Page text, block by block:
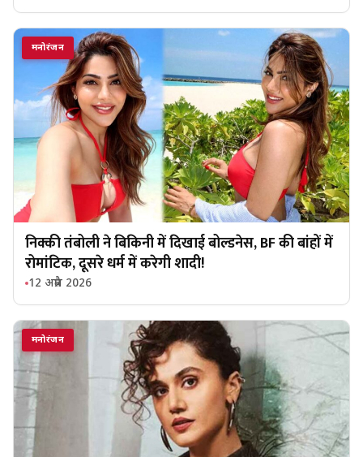
मनोरंजन
निक्की तंबोली ने बिकिनी में दिखाई बोल्डनेस, BF की बांहों में
रोमांटिक, दूसरे धर्म में करेगी शादी!
12 अप्रैल 2026
मनोरंजन